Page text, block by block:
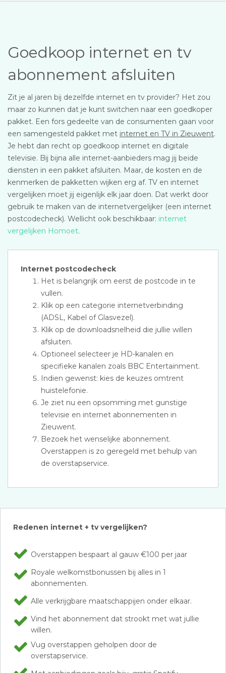
Goedkoop internet en tv
abonnement afsluiten
Zit je al jaren bij dezelfde internet en tv provider? Het zou
maar zo kunnen dat je kunt switchen naar een goedkoper
pakket. Een fors gedeelte van de consumenten gaan voor
een samengesteld pakket met internet en TV in Zieuwent.
Je hebt dan recht op goedkoop internet en digitale
televisie. Bij bijna alle internet-aanbieders mag jij beide
diensten in een pakket afsluiten. Maar, de kosten en de
kenmerken de pakketten wijken erg af. TV en internet
vergelijken moet jij eigenlijk elk jaar doen. Dat werkt door
gebruik te maken van de internetvergelijker (een internet
postcodecheck). Wellicht ook beschikbaar: internet
vergelijken Homoet.
Internet postcodecheck
Het is belangrijk om eerst de postcode in te
vullen.
Klik op een categorie internetverbinding
(ADSL, Kabel of Glasvezel).
Klik op de downloadsnelheid die jullie willen
afsluiten.
Optioneel selecteer je HD-kanalen en
specifieke kanalen zoals BBC Entertainment.
Indien gewenst: kies de keuzes omtrent
huistelefonie.
Je ziet nu een opsomming met gunstige
televisie en internet abonnementen in
Zieuwent.
Bezoek het wenselijke abonnement.
Overstappen is zo geregeld met behulp van
de overstapservice.
Redenen internet + tv vergelijken?
Overstappen bespaart al gauw €100 per jaar
Royale welkomstbonussen bij alles in 1
abonnementen.
Alle verkrijgbare maatschappijen onder elkaar.
Vind het abonnement dat strookt met wat jullie
willen.
Vug overstappen geholpen door de
overstapservice.